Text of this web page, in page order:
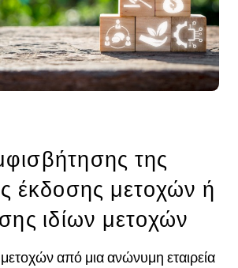
της
έκδοσης μετοχών ή
ιδίων μετοχών
από μια ανώνυμη εταιρεία